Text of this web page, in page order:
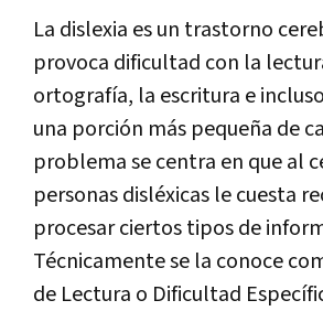
La dislexia esun trastorno
provoca dificultad con la
ortografía, la escritura eincluso
una porción más pequeña de
problemasecentra en queal
personasdisléxicas lecuesta
procesarciertostiposde
Técnicamentese la conoce
de Lectura o Dificultad Especí